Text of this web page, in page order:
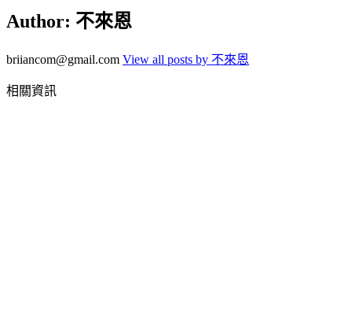
Author: 不來恩
briiancom@gmail.com View all posts by 不來恩
相關資訊